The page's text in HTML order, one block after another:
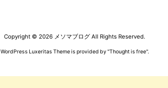
Copyright © 2026 メソマブログ All Rights Reserved.
WordPress Luxeritas Theme is provided by "Thought is free".